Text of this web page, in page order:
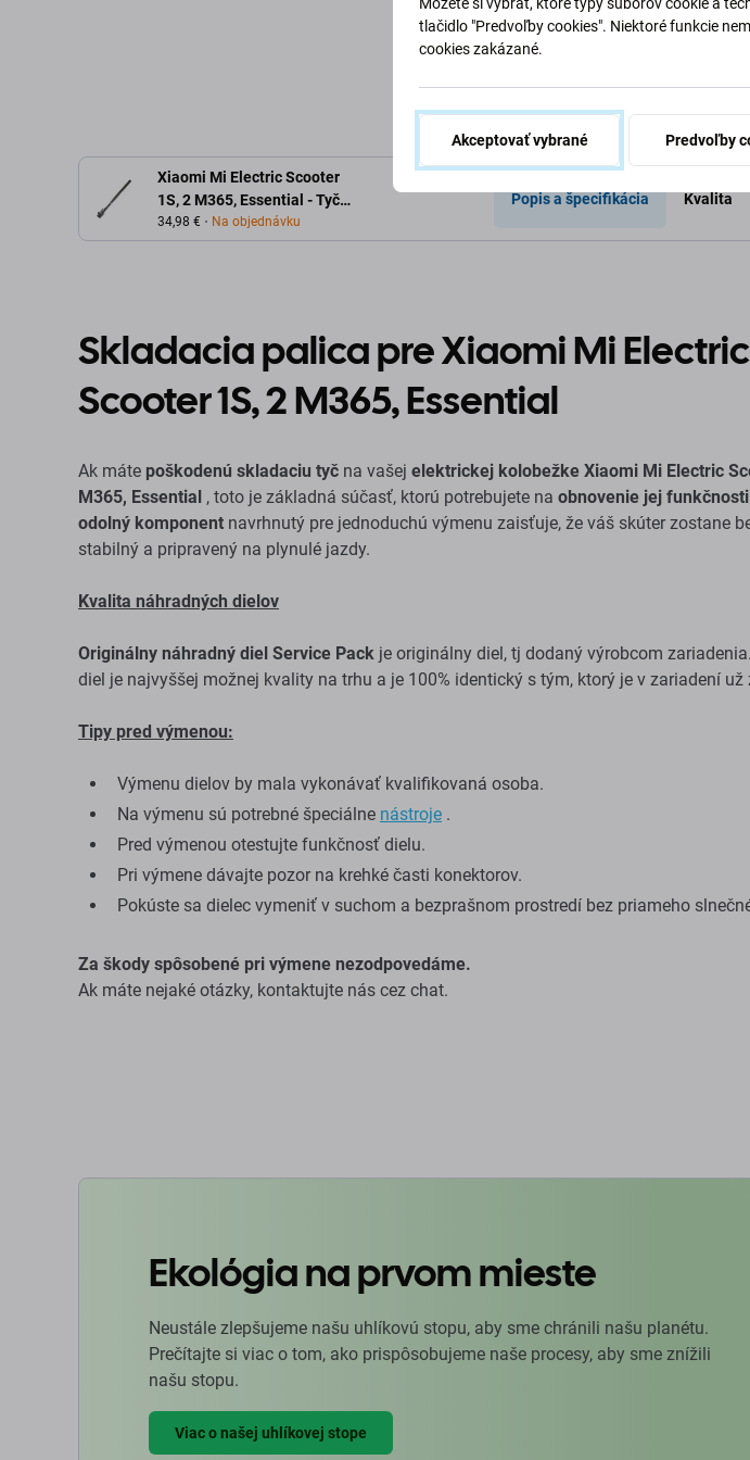
Pridať do košíka Pridať
Xiaomi Mi Electric Scooter
1S, 2 M365, Essential - Tyč
Riadidiel so Skladacím
Mechanizmom (Black) -
34,98 € Na objednávku
Popis a špecifikácia Kvalita
Skladacia palica pre Xiaomi Mi Electric
Scooter 1S, 2 M365, Essential
Ak máte poškodenú skladaciu tyč na vašej elektrickej kolobežke Xiaomi Mi Electric
M365, Essential , toto je základná súčasť, ktorú potrebujete na obnovenie jej funkčnosti
odolný komponent navrhnutý pre jednoduchú výmenu zaisťuje, že váš skúter zostane
stabilný a pripravený na plynulé jazdy.
Kvalita náhradných dielov
Originálny náhradný diel Service Pack je originálny diel, tj dodaný výrobcom
diel je najvyššej možnej kvality na trhu a je 100% identický s tým, ktorý je v zariadení už
Tipy pred výmenou:
Výmenu dielov by mala vykonávať kvalifikovaná osoba.
Na výmenu sú potrebné špeciálne nástroje .
Pred výmenou otestujte funkčnosť dielu.
Pri výmene dávajte pozor na krehké časti konektorov.
Pokúste sa dielec vymeniť v suchom a bezprašnom prostredí bez priameho
Za škody spôsobené pri výmene nezodpovedáme.
Ak máte nejaké otázky, kontaktujte nás cez chat.
Ekológia na prvom mieste
Neustále zlepšujeme našu uhlíkovú stopu, aby sme chránili našu planétu.
Prečítajte si viac o tom, ako prispôsobujeme naše procesy, aby sme znížili
našu stopu.
Viac o našej uhlíkovej stope
Môžete si vybrať, ktoré typy súborov cookie a
tlačidlo "Predvoľby cookies". Niektoré funkcie
cookies zakázané.
Akceptovať vybrané Predvoľby